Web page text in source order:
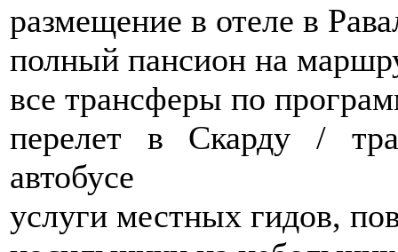
размещение в отеле в
полный пансион на
все трансферы по
перелет в Скарду /
автобусе
услуги местных гидов,